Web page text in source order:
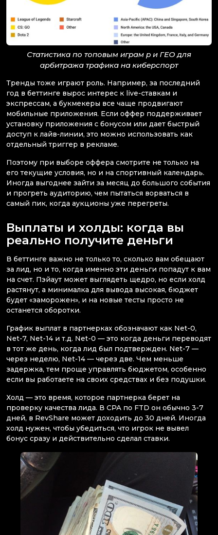
Статистика по топовым играм р и ГЕО для
арбитража трафика на киберспорт
Тренды тоже играют роль. Например, за последний
год в беттинге вырос интерес к live-ставкам и
экспрессам, а букмекеры все чаще продвигают
мобильные приложения. Если оффер поддерживает
установку приложения с бонусом или дает быстрый
доступ к лайв-линии, это можно использовать как
отдельный триггер в рекламе.
Поэтому при выборе оффера смотрите не только на
его текущие условия, но и на спортивный календарь.
Иногда выгоднее зайти за месяц до большого события
и прогреть аудиторию, чем пытаться ворваться в
самый пик, когда аукционы уже перегреты.
Выплаты и холды: когда вы
реально получите деньги
В беттинге важно не только то, сколько вам обещают
за лид, но и то, когда именно эти деньги попадут к вам
на счет. Пэйаут может выглядеть щедро, но если холд
растянут, а минималка для вывода высокая, бюджет
будет «заморожен», и на новые тесты просто не
останется оборотки.
График выплат в партнерках обозначают как Net-0,
Net-7, Net-14 и т.д. Net-0 — это когда деньги переводят
в тот же день, когда лид был подтвержден. Net-7 —
через неделю, Net-14 — через две. Чем меньше
задержка, тем проще управлять бюджетом, особенно
если вы работаете на своих средствах и без подушки.
Холд — это время, которое партнерка берет на
проверку качества лида. В CPA по FTD он обычно 3-7
дней, в RevShare может доходить до 30 дней. Иногда
холд нужен, чтобы убедиться, что игрок не вывел
бонус сразу и действительно сделал ставки.